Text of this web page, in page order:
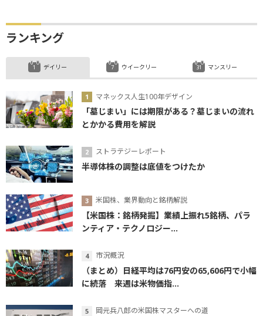
ランキング
デイリー
マネックス人生100年デザイン
「墓じまい」には期限がある？墓じまいの流れ
とかかる費用を解説
ストラテジーレポート
半導体株の調整は底値をつけたか
米国株、業界動向と銘柄解説
【米国株：銘柄発掘】業績上振れ5銘柄、パラ
ンティア・テクノロジー...
市況概況
（まとめ）日経平均は76円安の65,606円で小幅
に続落 来週は米物価指...
岡元兵八郎の米国株マスターへの道
ウイークリー マンスリー